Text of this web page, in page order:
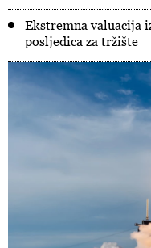
Ekstremna valuacija
posljedica za tržište